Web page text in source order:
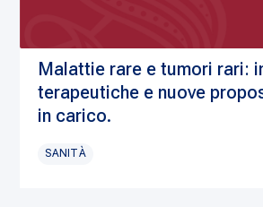
Malattie rare e tumori rari:
terapeutiche e nuove
in carico.
SANITÀ